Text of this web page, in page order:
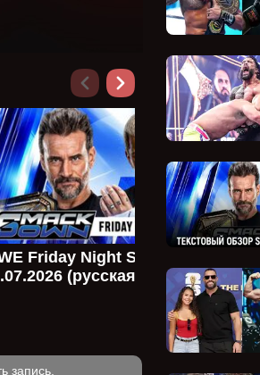
Friday Night SmackDown
(русская версия)
запись.